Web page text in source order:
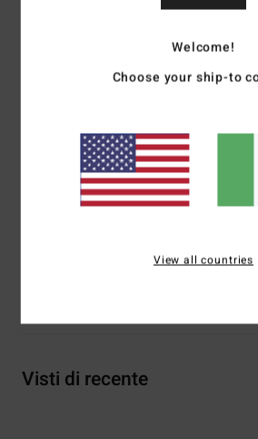
arco plantare ergonomico
Soletta:soletta in EVA
suola:suola flessibile in tpr
ComposizioneTomaia: 100%
Visti di recente
Welcome!
Choose your ship-to
View all countries